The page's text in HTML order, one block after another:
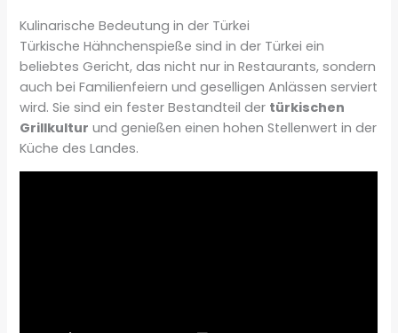
Kulinarische Bedeutung in der Türkei
Türkische Hähnchenspieße sind in der Türkei ein
beliebtes Gericht, das nicht nur in Restaurants, sondern
auch bei Familienfeiern und geselligen Anlässen serviert
wird. Sie sind ein fester Bestandteil der türkischen
Grillkultur und genießen einen hohen Stellenwert in der
Küche des Landes.